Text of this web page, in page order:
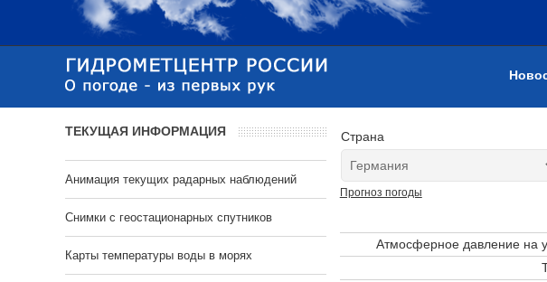
Страна
Прогноз погоды
Атмосферное давление на
ТЕКУЩАЯ ИНФОРМАЦИЯ
Анимация текущих радарных наблюдений
Cнимки с геостационарных спутников
Карты температуры воды в морях